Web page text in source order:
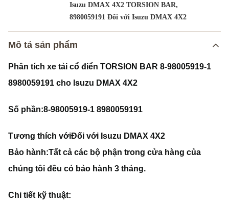
Isuzu DMAX 4X2 TORSION BAR,
8980059191 Đối với Isuzu DMAX 4X2
Mô tả sản phẩm
Phân tích xe tải cổ điển TORSION BAR 8-98005919-1
8980059191 cho Isuzu DMAX 4X2
Số phần:8-98005919-1 8980059191
Tương thích vớiĐối với Isuzu DMAX 4X2
Bảo hành:Tất cả các bộ phận trong cửa hàng của
chúng tôi đều có bảo hành 3 tháng.
Chi tiết kỹ thuật: